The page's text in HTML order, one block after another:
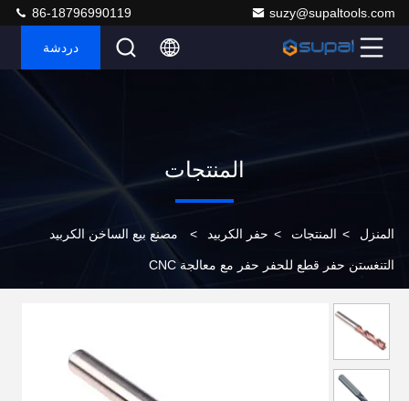
suzy@supaltools.com
86-18796990119
دردشة
المنتجات
المنزل > المنتجات > حفر الكربيد > مصنع بيع الساخن الكربيد
التنغستن حفر قطع للحفر حفر مع معالجة CNC